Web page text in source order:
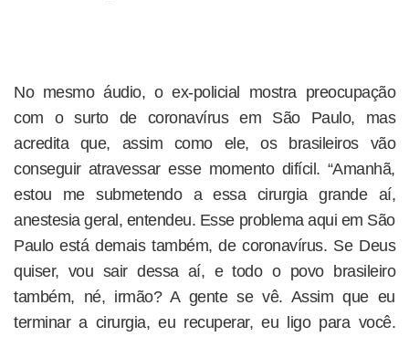
No mesmo áudio, o ex-policial mostra preocupação
com o surto de coronavírus em São Paulo, mas
acredita que, assim como ele, os brasileiros vão
conseguir atravessar esse momento difícil. “Amanhã,
estou me submetendo a essa cirurgia grande aí,
anestesia geral, entendeu. Esse problema aqui em São
Paulo está demais também, de coronavírus. Se Deus
quiser, vou sair dessa aí, e todo o povo brasileiro
também, né, irmão? A gente se vê. Assim que eu
terminar a cirurgia, eu recuperar, eu ligo para você.